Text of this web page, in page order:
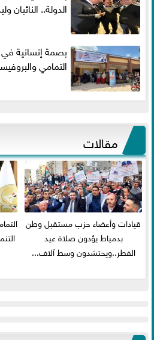
الدولة.. النائبان
بصمة إنسانية في
التمامي
مقالات
قيادات وأعضاء حزب مستقبل وطن
بدمياط يؤدون صلاة عيد
الفطر..ويحتشدون وسط آلاف...